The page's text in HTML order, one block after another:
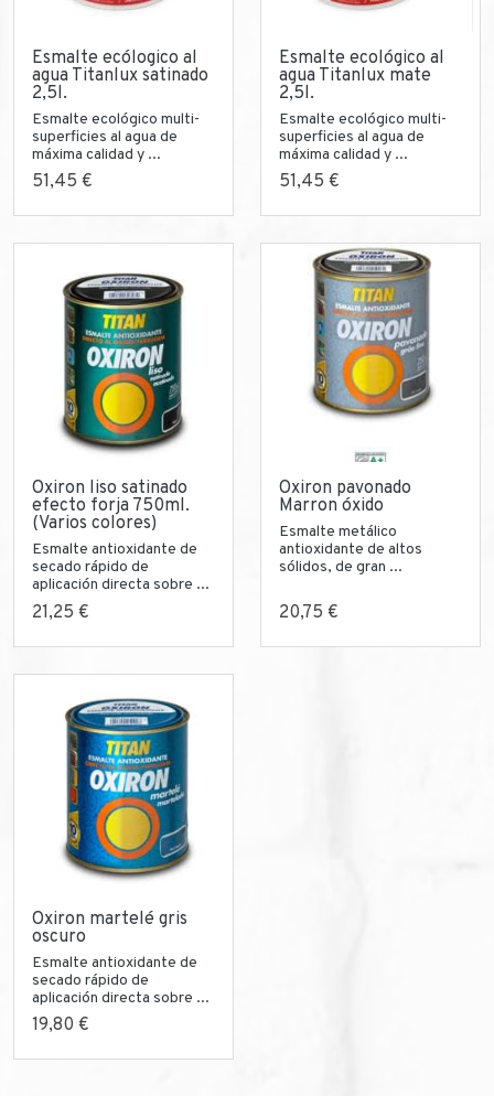
Esmalte ecólogico al
agua Titanlux satinado
2,5l.
Esmalte ecológico multi-
superficies al agua de
máxima calidad y ...
51,45 €
Esmalte ecológico al
agua Titanlux mate
2,5l.
Esmalte ecológico multi-
superficies al agua de
máxima calidad y ...
51,45 €
Oxiron liso satinado
efecto forja 750ml.
(Varios colores)
Esmalte antioxidante de
secado rápido de
aplicación directa sobre ...
21,25 €
Oxiron pavonado
Marron óxido
Esmalte metálico
antioxidante de altos
sólidos, de gran ...
20,75 €
Oxiron martelé gris
oscuro
Esmalte antioxidante de
secado rápido de
aplicación directa sobre ...
19,80 €